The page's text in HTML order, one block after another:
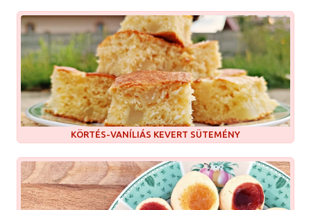
KÖRTÉS-VANÍLIÁS KEVERT SÜTEMÉNY